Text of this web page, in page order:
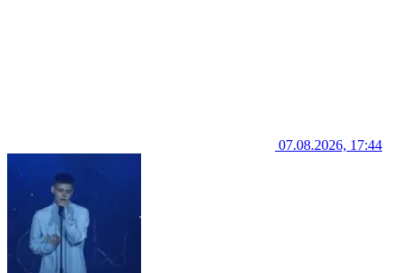
07.08.2026, 17:44